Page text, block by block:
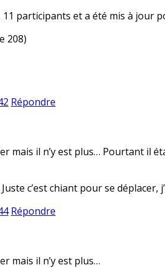
participants et a été mis à jour
208)
Répondre
mais il n’y est plus… Pourtant il
c’est chiant pour se déplacer,
Répondre
mais il n’y est plus…